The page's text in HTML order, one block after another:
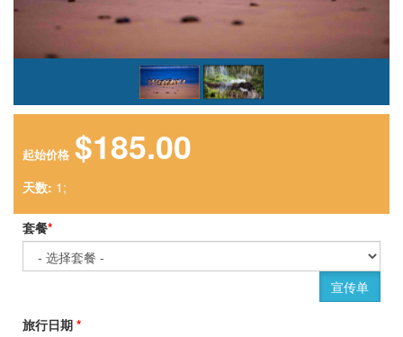
起始价格 $185.00
天数: 1;
套餐*
宣传单
旅行日期 *